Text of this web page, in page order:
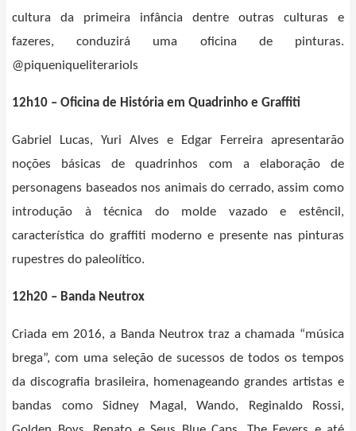
cultura da primeira infância dentre outras culturas e
fazeres, conduzirá uma oficina de pinturas.
@piqueniqueliterariols
12h10 – Oficina de História em Quadrinho e Graffiti
Gabriel Lucas, Yuri Alves e Edgar Ferreira apresentarão
noções básicas de quadrinhos com a elaboração de
personagens baseados nos animais do cerrado, assim como
introdução à técnica do molde vazado e estêncil,
característica do graffiti moderno e presente nas pinturas
rupestres do paleolítico.
12h20 – Banda Neutrox
Criada em 2016, a Banda Neutrox traz a chamada “música
brega”, com uma seleção de sucessos de todos os tempos
da discografia brasileira, homenageando grandes artistas e
bandas como Sidney Magal, Wando, Reginaldo Rossi,